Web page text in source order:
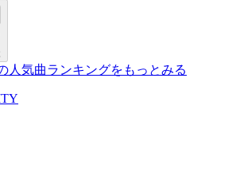
人気曲ランキングをもっとみる